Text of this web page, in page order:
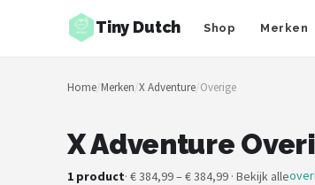
Tiny Dutch Shop Merken
Zoeken
NAVIGATIE
Merken
Home/Merken/X Adventure/Overige
X Adventure
1 product· € 384,99 – € 384,99 · Bekijk alle